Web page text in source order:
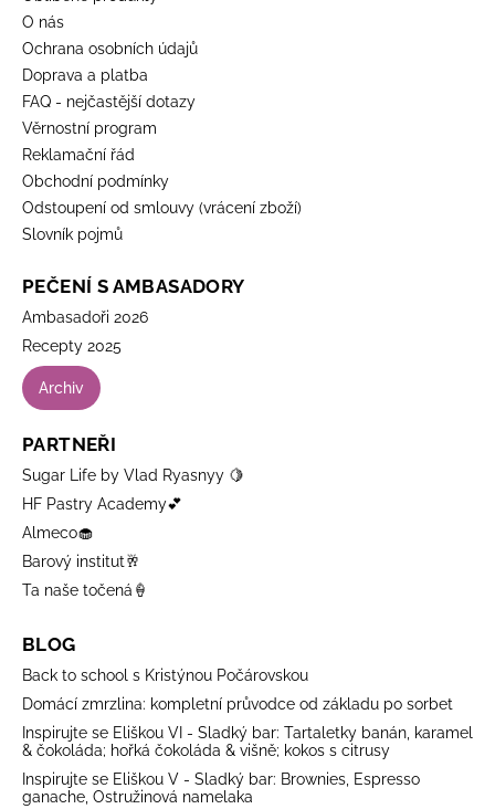
O nás
Ochrana osobních údajů
Doprava a platba
FAQ - nejčastější dotazy
Věrnostní program
Reklamační řád
Obchodní podmínky
Odstoupení od smlouvy (vrácení zboží)
Slovník pojmů
PEČENÍ S AMBASADORY
Ambasadoři 2026
Recepty 2025
Archiv
PARTNEŘI
Sugar Life by Vlad Ryasnyy 🍋
HF Pastry Academy💕
Almeco🧁
Barový institut🥂
Ta naše točená🍦
BLOG
Back to school s Kristýnou Počárovskou
Domácí zmrzlina: kompletní průvodce od základu po sorbet
Inspirujte se Eliškou VI - Sladký bar: Tartaletky banán, karamel
& čokoláda; hořká čokoláda & višně; kokos s citrusy
Inspirujte se Eliškou V - Sladký bar: Brownies, Espresso
ganache, Ostružinová namelaka